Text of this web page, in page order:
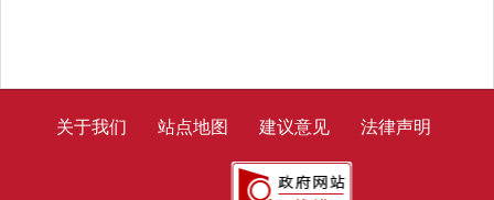
关于我们 站点地图 建议意见 法律声明